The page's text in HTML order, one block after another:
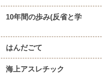
10年間の歩み(反省と学
はんだごて
海上アスレチック